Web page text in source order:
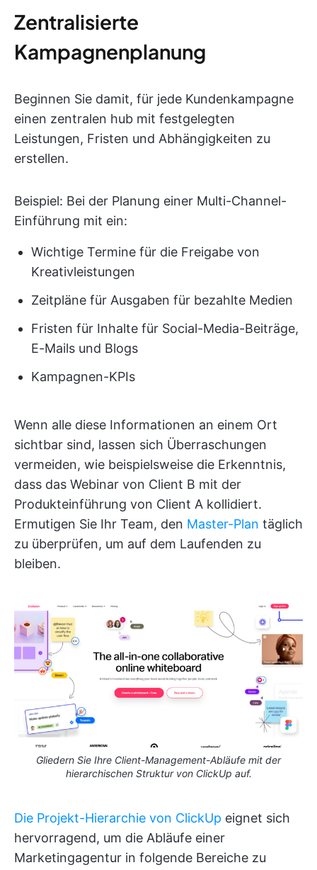
Zentralisierte
Kampagnenplanung
Beginnen Sie damit, für jede Kundenkampagne
einen zentralen hub mit festgelegten
Leistungen, Fristen und Abhängigkeiten zu
erstellen.
Beispiel: Bei der Planung einer Multi-Channel-
Einführung mit ein:
Wichtige Termine für die Freigabe von
Kreativleistungen
Zeitpläne für Ausgaben für bezahlte Medien
Fristen für Inhalte für Social-Media-Beiträge,
E-Mails und Blogs
Kampagnen-KPIs
Wenn alle diese Informationen an einem Ort
sichtbar sind, lassen sich Überraschungen
vermeiden, wie beispielsweise die Erkenntnis,
dass das Webinar von Client B mit der
Produkteinführung von Client A kollidiert.
Ermutigen Sie Ihr Team, den Master-Plan täglich
zu überprüfen, um auf dem Laufenden zu
bleiben.
Gliedern Sie Ihre Client-Management-Abläufe mit der
hierarchischen Struktur von ClickUp auf.
Die Projekt-Hierarchie von ClickUp eignet sich
hervorragend, um die Abläufe einer
Marketingagentur in folgende Bereiche zu